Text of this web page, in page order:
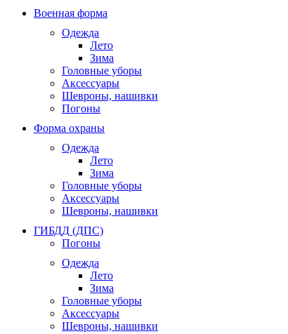
Военная форма
Одежда
Лето
Зима
Головные уборы
Аксессуары
Шевроны, нашивки
Погоны
Форма охраны
Одежда
Лето
Зима
Головные уборы
Аксессуары
Шевроны, нашивки
ГИБДД (ДПС)
Погоны
Одежда
Лето
Зима
Головные уборы
Аксессуары
Шевроны, нашивки